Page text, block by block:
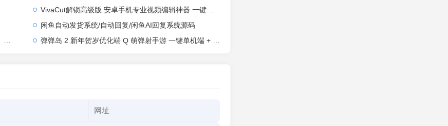
VivaCut解锁高级版 安卓手机专业视频编辑神器 一键式AI加持
闲鱼自动发货系统/自动回复/闲鱼AI回复系统源码
弹弹岛 2 新年贺岁优化端 Q 萌弹射手游 一键单机端 + Linux 手工端 + GM 后台 + 安卓 iOS 双端带教程